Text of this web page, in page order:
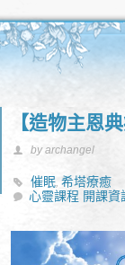
【造物主恩
by archangel
催眠,希塔療癒
心靈課程 開課